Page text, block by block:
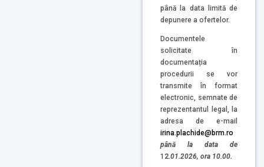
până la data limită de
depunere a ofertelor.
Documentele
solicitate în
documentația
procedurii se vor
transmite în format
electronic, semnate de
reprezentantul legal, la
adresa de e-mail
irina.plachide@brm.ro
până la data de
1 2.01.2026, ora 10.00.